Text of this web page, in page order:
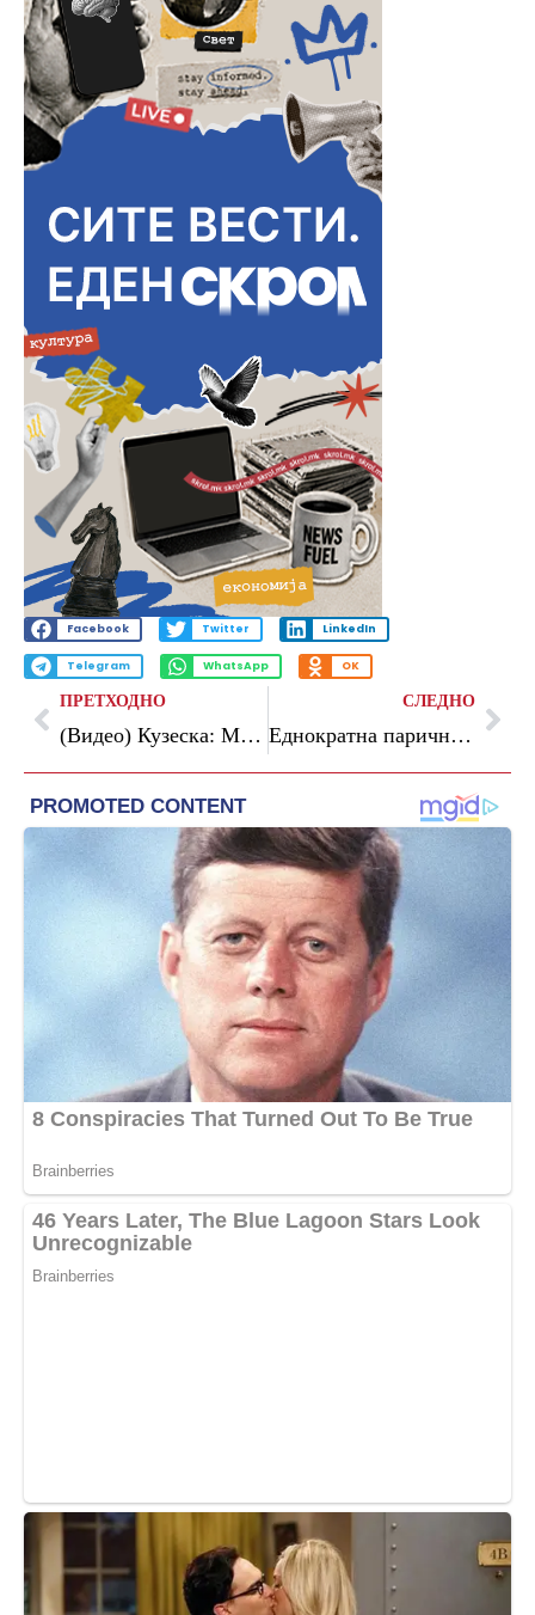
Facebook Twitter LinkedIn
Telegram WhatsApp OK
ПРЕТХОДНО
(Видео) Кузеска: Мицкоски не се откажува од изборен грабеж, гласањето по пошта е само новиот обид за манипулација
СЛЕДНО
Eднократна парична помош за жителите на Општина Кисела Вода кои претрпеле поголеми штети од невремето